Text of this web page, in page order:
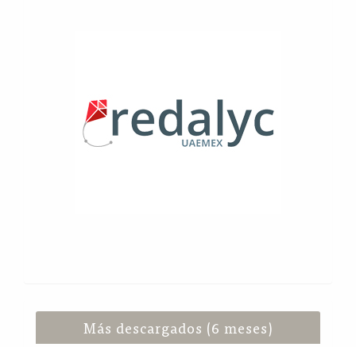
Más descargados (6 meses)